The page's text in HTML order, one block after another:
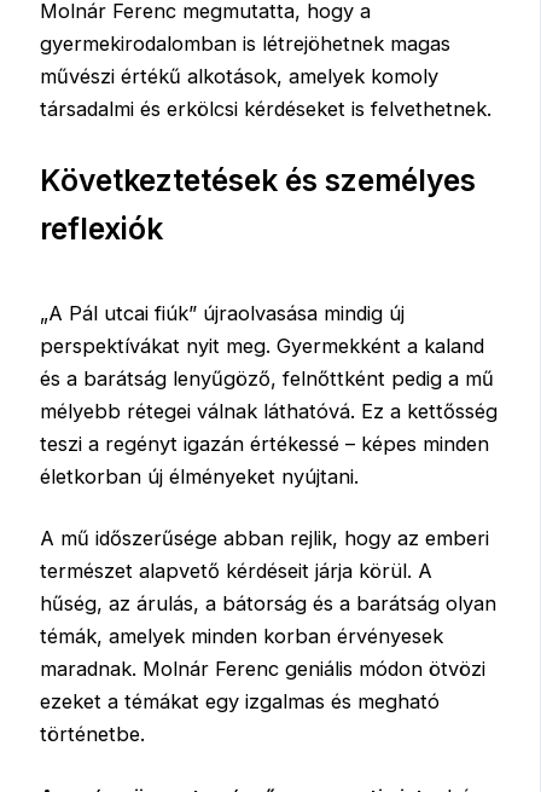
Molnár Ferenc megmutatta, hogy a
gyermekirodalomban is létrejöhetnek magas
művészi értékű alkotások, amelyek komoly
társadalmi és erkölcsi kérdéseket is felvethetnek.
Következtetések és személyes
reflexiók
„A Pál utcai fiúk” újraolvasása mindig új
perspektívákat nyit meg. Gyermekként a kaland
és a barátság lenyűgöző, felnőttként pedig a mű
mélyebb rétegei válnak láthatóvá. Ez a kettősség
teszi a regényt igazán értékessé – képes minden
életkorban új élményeket nyújtani.
A mű időszerűsége abban rejlik, hogy az emberi
természet alapvető kérdéseit járja körül. A
hűség, az árulás, a bátorság és a barátság olyan
témák, amelyek minden korban érvényesek
maradnak. Molnár Ferenc geniális módon ötvözi
ezeket a témákat egy izgalmas és megható
történetbe.